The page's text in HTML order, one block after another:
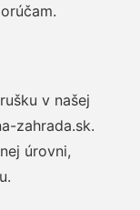
v našej
zahrada.sk.
úrovni,